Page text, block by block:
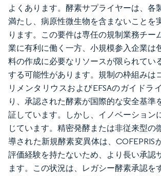
よくあります。酵素サプライヤーは、各
満たし、病原性微生物を含まないことを
ります。この要件は専任の規制業務チー
業に有利に働く一方、小規模参入企業は
料の作成に必要なリソースが限られてい
する可能性があります。規制の枠組みは
リメンタリウスおよびEFSAのガイドラ
り、承認された酵素が国際的な安全基準
証しています。しかし、イノベーション
じています。精密発酵または非従来型の
導された新規酵素変異体は、COFEPRIS
評価経験を持たないため、より長い承認
ます。この状況は、レガシー酵素承認を